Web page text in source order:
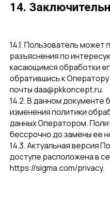
14.
14.1. Пользователь может
разъяснения по
касающимся обработки
обратившись к
почты daa@pkkoncept.ru.
14.2. В данном документе
изменения политики
данных Оператором.
бессрочно до замены ее
14.3. Актуальная версия
доступе расположена в
https://sigma.com/privacy.